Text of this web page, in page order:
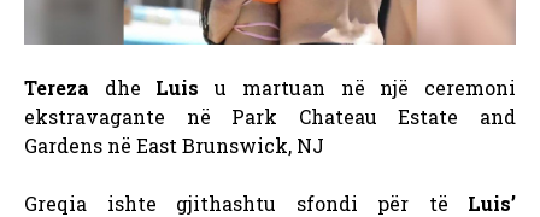
Tereza dhe Luis u martuan në një ceremoni
ekstravagante në Park Chateau Estate and
Gardens në East Brunswick, NJ
Greqia ishte gjithashtu sfondi për të Luis’